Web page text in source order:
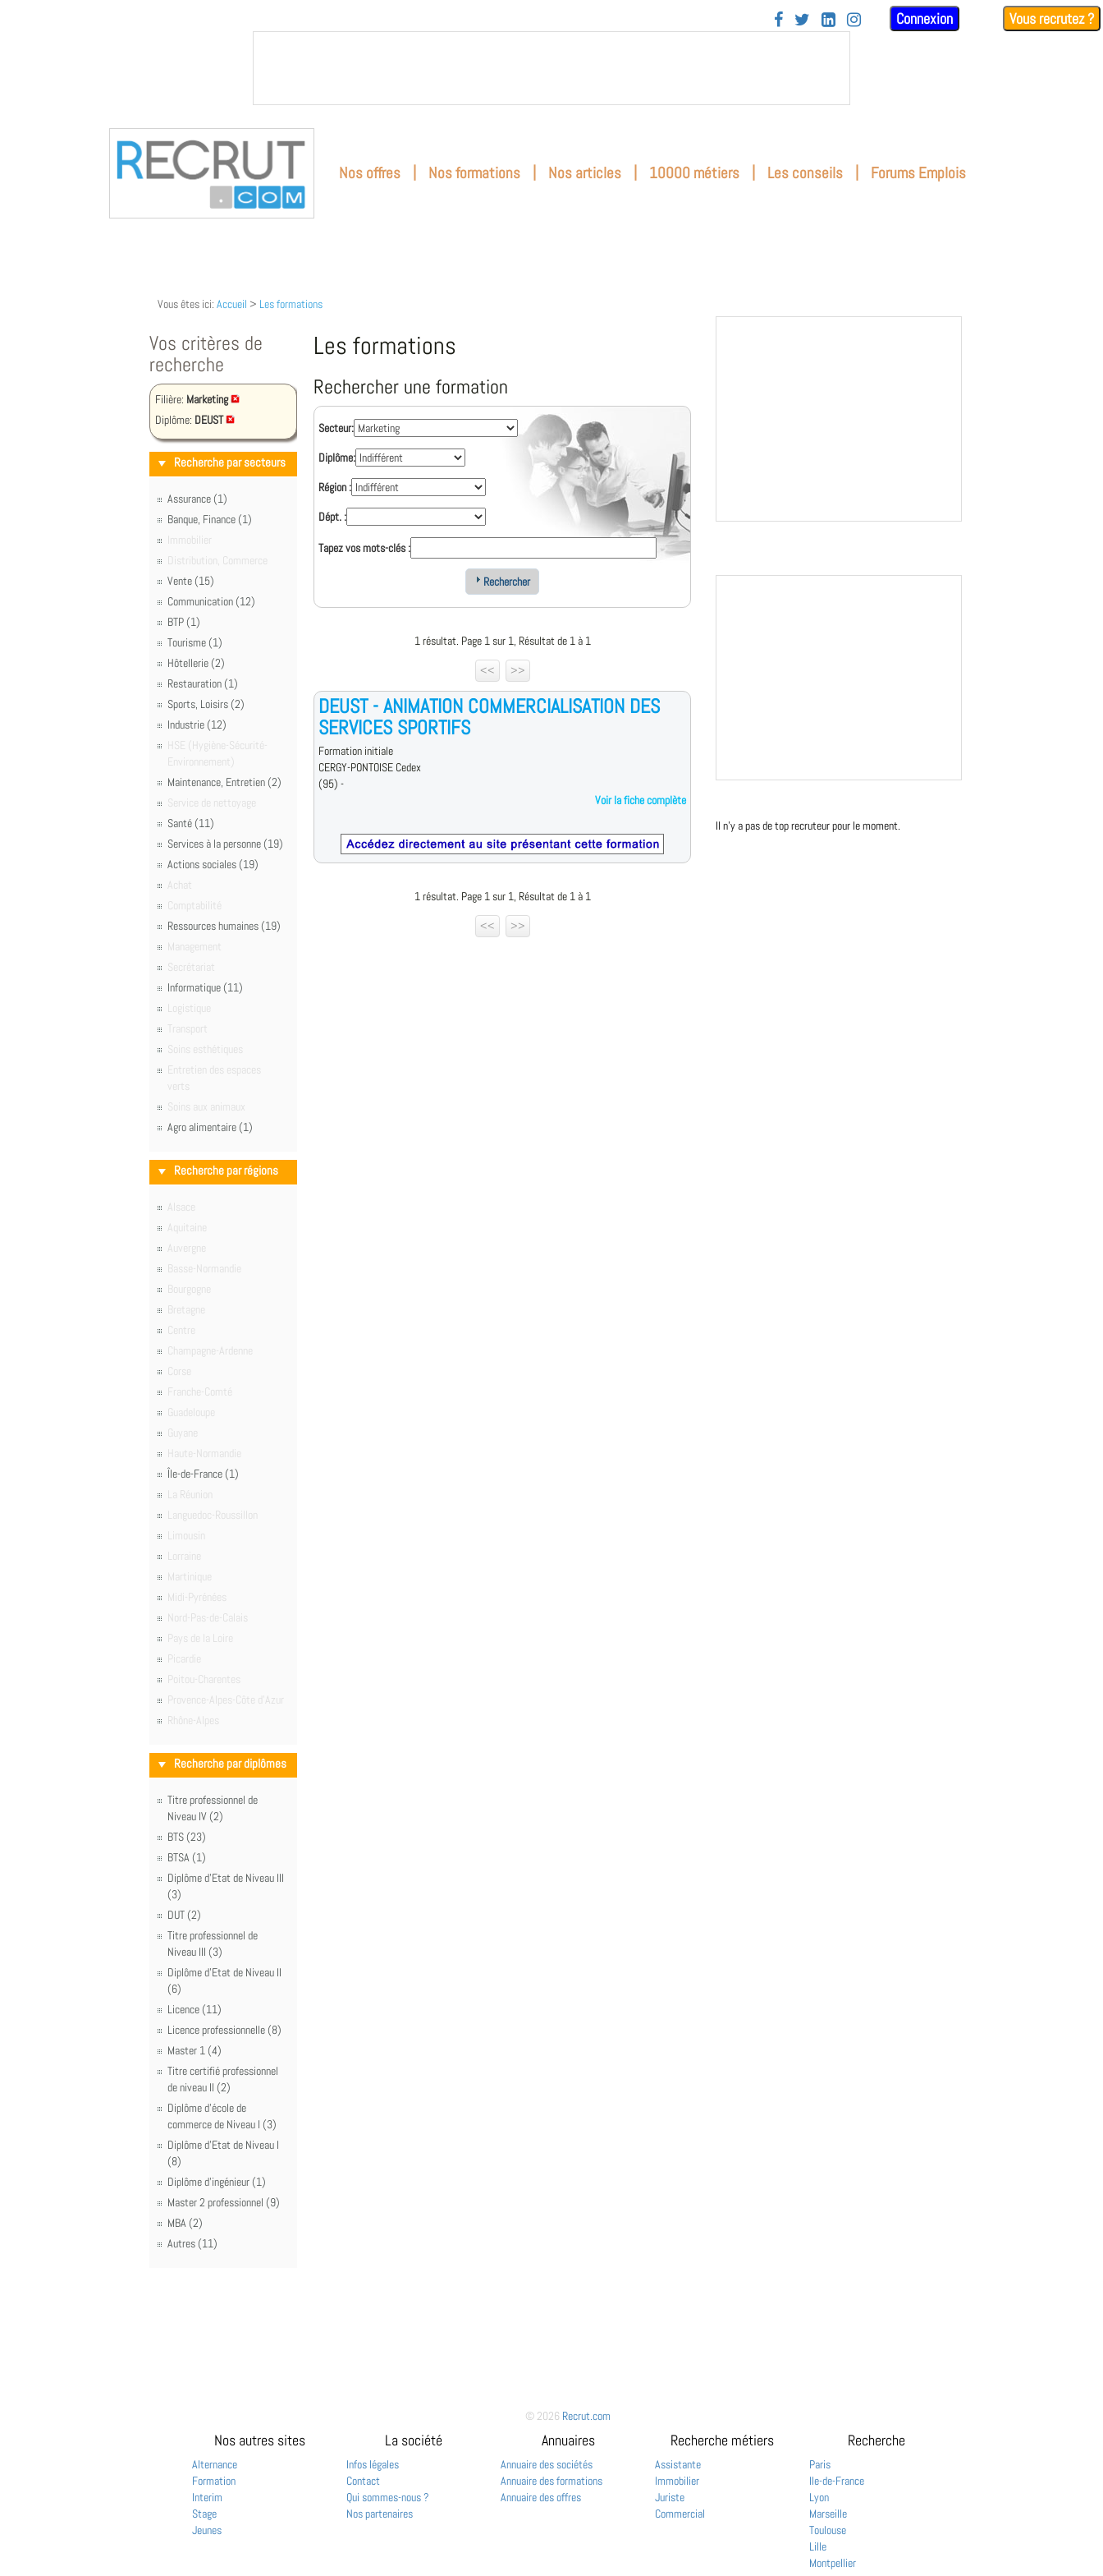
    Connexion Vous recrutez ?
Nos offres | Nos formations | Nos articles | 10000 métiers | Les conseils | Forums Emplois
Vous êtes ici: Accueil > Les formations
Vos critères de
recherche
Filière: Marketing
Diplôme: DEUST
Recherche par secteurs
Assurance (1)
Banque, Finance (1)
Immobilier
Distribution, Commerce
Vente (15)
Communication (12)
BTP (1)
Tourisme (1)
Hôtellerie (2)
Restauration (1)
Sports, Loisirs (2)
Industrie (12)
HSE (Hygiène-Sécurité-
Environnement)
Maintenance, Entretien (2)
Service de nettoyage
Santé (11)
Services à la personne (19)
Actions sociales (19)
Achat
Comptabilité
Ressources humaines (19)
Management
Secrétariat
Informatique (11)
Logistique
Transport
Soins esthétiques
Entretien des espaces
verts
Soins aux animaux
Agro alimentaire (1)
Recherche par régions
Alsace
Aquitaine
Auvergne
Basse-Normandie
Bourgogne
Bretagne
Centre
Champagne-Ardenne
Corse
Franche-Comté
Guadeloupe
Guyane
Haute-Normandie
Île-de-France (1)
La Réunion
Languedoc-Roussillon
Limousin
Lorraine
Martinique
Midi-Pyrénées
Nord-Pas-de-Calais
Pays de la Loire
Picardie
Poitou-Charentes
Provence-Alpes-Côte d'Azur
Rhône-Alpes
Recherche par diplômes
Titre professionnel de
Niveau IV (2)
BTS (23)
BTSA (1)
Diplôme d'Etat de Niveau III
(3)
DUT (2)
Titre professionnel de
Niveau III (3)
Diplôme d'Etat de Niveau II
(6)
Licence (11)
Licence professionnelle (8)
Master 1 (4)
Titre certifié professionnel
de niveau II (2)
Diplôme d'école de
commerce de Niveau I (3)
Diplôme d'Etat de Niveau I
(8)
Diplôme d'ingénieur (1)
Master 2 professionnel (9)
MBA (2)
Autres (11)
Les formations
Rechercher une formation
Secteur:
Diplôme:
Région :
Dépt. :
Tapez vos mots-clés :
Rechercher
1 résultat. Page 1 sur 1, Résultat de 1 à 1
<<
>>
DEUST - ANIMATION COMMERCIALISATION DES
SERVICES SPORTIFS
Formation initiale
CERGY-PONTOISE Cedex
(95) -
Voir la fiche complète
1 résultat. Page 1 sur 1, Résultat de 1 à 1
<<
>>
Il n'y a pas de top recruteur pour le moment.
© 2026 Recrut.com
Nos autres sites
Alternance
Formation
Interim
Stage
Jeunes
La société
Infos légales
Contact
Qui sommes-nous ?
Nos partenaires
Annuaires
Annuaire des sociétés
Annuaire des formations
Annuaire des offres
Recherche métiers
Assistante
Immobilier
Juriste
Commercial
Recherche
Paris
Ile-de-France
Lyon
Marseille
Toulouse
Lille
Montpellier